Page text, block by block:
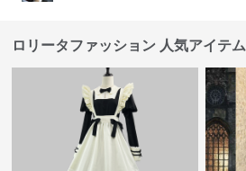
ロリータファッション 人気アイテム